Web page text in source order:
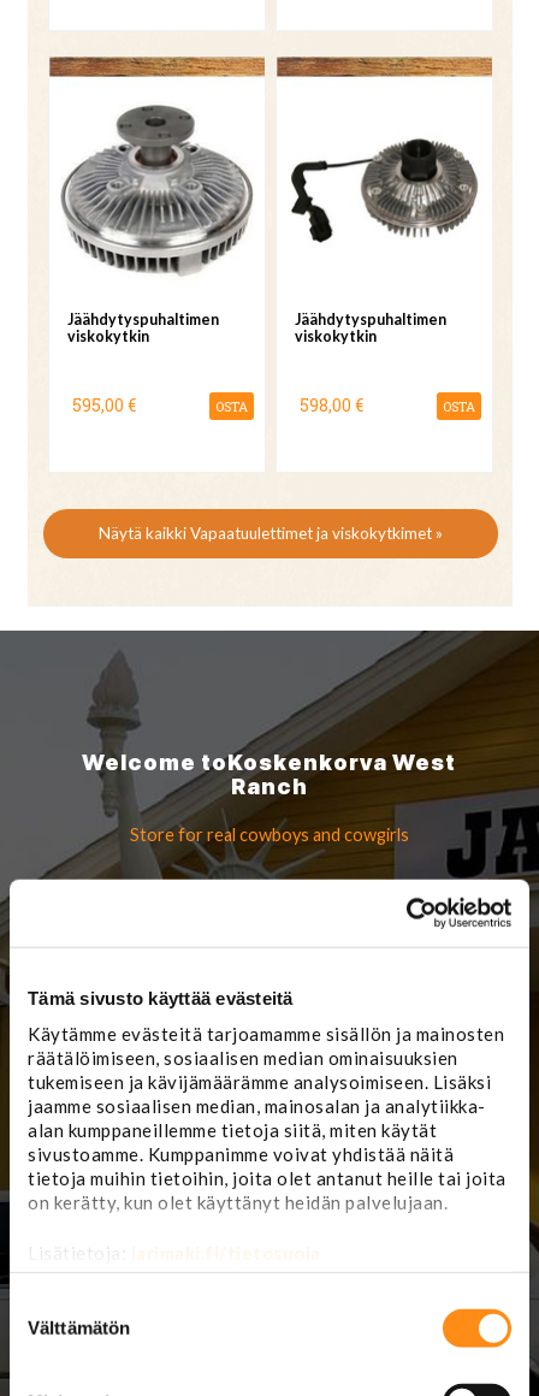
Tämä sivusto käyttää evästeitä
Käytämme evästeitä tarjoamamme sisällön ja mainosten
räätälöimiseen, sosiaalisen median ominaisuuksien
tukemiseen ja kävijämäärämme analysoimiseen. Lisäksi
jaamme sosiaalisen median, mainosalan ja analytiikka-
alan kumppaneillemme tietoja siitä, miten käytät
sivustoamme. Kumppanimme voivat yhdistää näitä
tietoja muihin tietoihin, joita olet antanut heille tai joita
on kerätty, kun olet käyttänyt heidän palvelujaan.
Lisätietoja: jarimaki.fi/tietosuoja
valinta
Välttämätön
Jäähdytyspuhaltimen
viskokytkin
595,00 € OSTA
Jäähdytyspuhaltimen
viskokytkin
598,00 € OSTA
Näytä kaikki Vapaatuulettimet ja viskokytkimet »
Welcome toKoskenkorvaWest
Ranch
Store for real cowboys and cowgirls
Jari Mäki Oy
Lännentie 5
Myymälä ja